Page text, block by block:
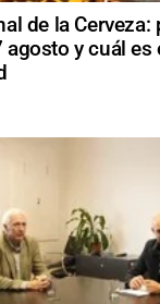
de la Cerveza:
agosto y cuál